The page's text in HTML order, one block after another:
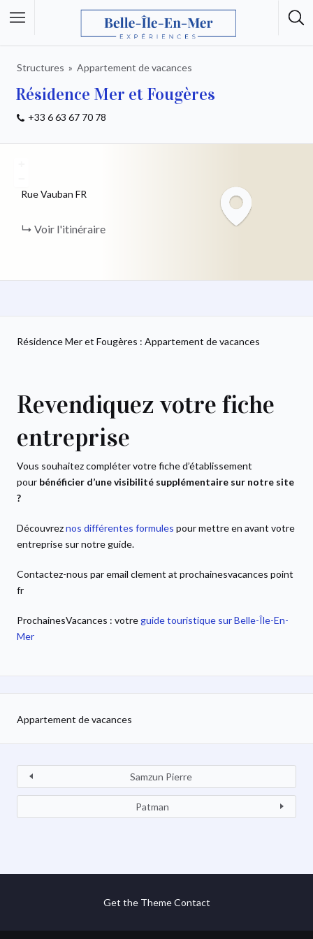
Structures Appartement de vacances
Résidence Mer et Fougères
+33 6 63 67 70 78
Rue Vauban FR
Voir l'itinéraire
Résidence Mer et Fougères : Appartement de vacances
Revendiquez votre fiche
entreprise
Vous souhaitez compléter votre fiche d’établissement
pour bénéficier d’une visibilité supplémentaire sur notre site
?
Découvreznos différentes formules pour mettre en avant votre
entreprise sur notre guide.
Contactez-nous par email clement at prochainesvacances point
fr
ProchainesVacances : votreguide touristique sur Belle-Île-En-
Mer
Appartement de vacances
Samzun Pierre
Patman
Get the Theme Contact